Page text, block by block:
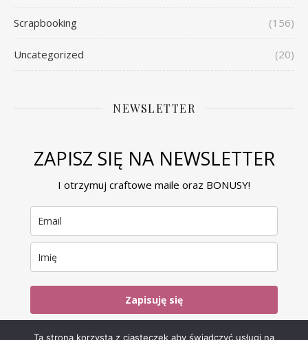
Scrapbooking (156)
Uncategorized (20)
NEWSLETTER
ZAPISZ SIĘ NA NEWSLETTER
I otrzymuj craftowe maile oraz BONUSY!
Zapisuję się
Ta strona korzysta z ciasteczek aby świadczyć usługi na